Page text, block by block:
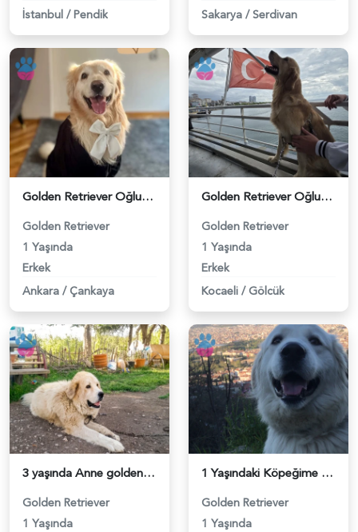
İstanbul / Pendik
Sakarya / Serdivan
Golden Retriever Oğlumuza eş arıyoruz - 118984217
Golden Retriever
1 Yaşında
Erkek
Ankara / Çankaya
Golden Retriever Oğluma Eş Arıyorum - 118984136
Golden Retriever
1 Yaşında
Erkek
Kocaeli / Gölcük
3 yaşında Anne golden Baba Kangal - 118984038
Golden Retriever
1 Yaşında
1 Yaşındaki Köpeğime Golden Eş Arıyorum - 118983780
Golden Retriever
1 Yaşında